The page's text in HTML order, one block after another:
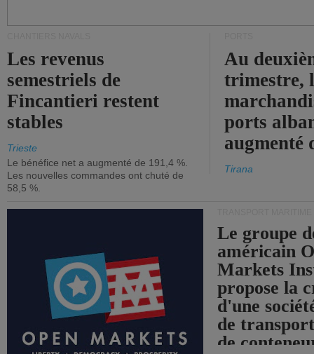
Les revenus
semestriels de
Fincantieri restent
stables
Trieste
Le bénéfice net a augmenté de 191,4 %.
Les nouvelles commandes ont chuté de
58,5 %.
Au
trimestre,
ports
augmenté
Tirana
Le groupe
américain
Markets
propose la
d'une
de
de